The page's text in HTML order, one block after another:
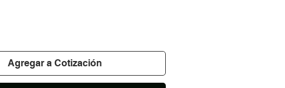
Agregar a Cotización